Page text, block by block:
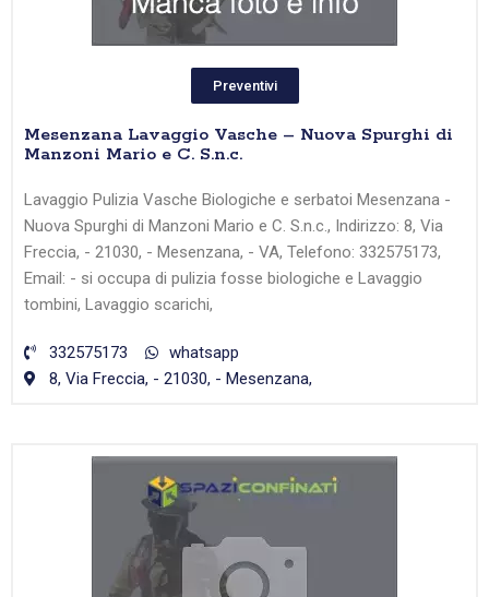
Preventivi
Mesenzana Lavaggio Vasche – Nuova Spurghi di
Manzoni Mario e C. S.n.c.
Lavaggio Pulizia Vasche Biologiche e serbatoi Mesenzana -
Nuova Spurghi di Manzoni Mario e C. S.n.c., Indirizzo: 8, Via
Freccia, - 21030, - Mesenzana, - VA, Telefono: 332575173,
Email: - si occupa di pulizia fosse biologiche e Lavaggio
tombini, Lavaggio scarichi,
332575173
whatsapp
8, Via Freccia, - 21030, - Mesenzana,